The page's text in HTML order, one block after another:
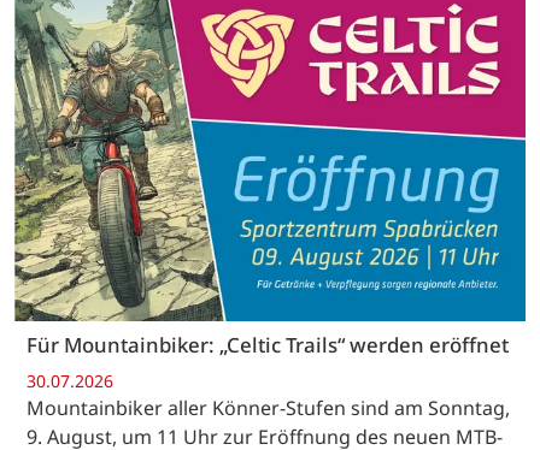
Für Mountainbiker: „Celtic Trails“ werden eröffnet
30.07.2026
Mountainbiker aller Könner-Stufen sind am Sonntag,
9. August, um 11 Uhr zur Eröffnung des neuen MTB-